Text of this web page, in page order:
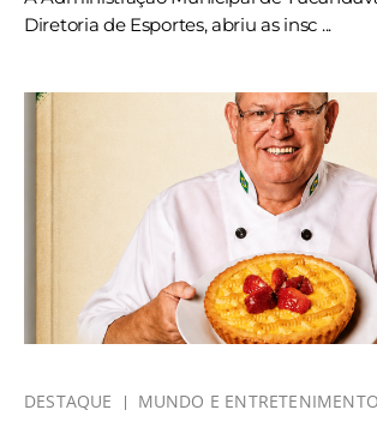
Diretoria de Esportes, abriu as insc ...
DESTAQUE MUNDO E ENTRETENIMENTO